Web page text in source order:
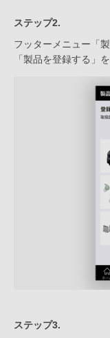
ステップ2.
フッターメニュー「
「製品を登録する」
ステップ3.